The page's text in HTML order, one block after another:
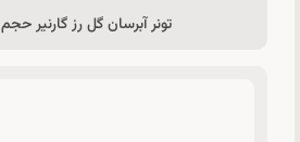
تونر آبرسان گل رز گارنیر حجم 200 میل